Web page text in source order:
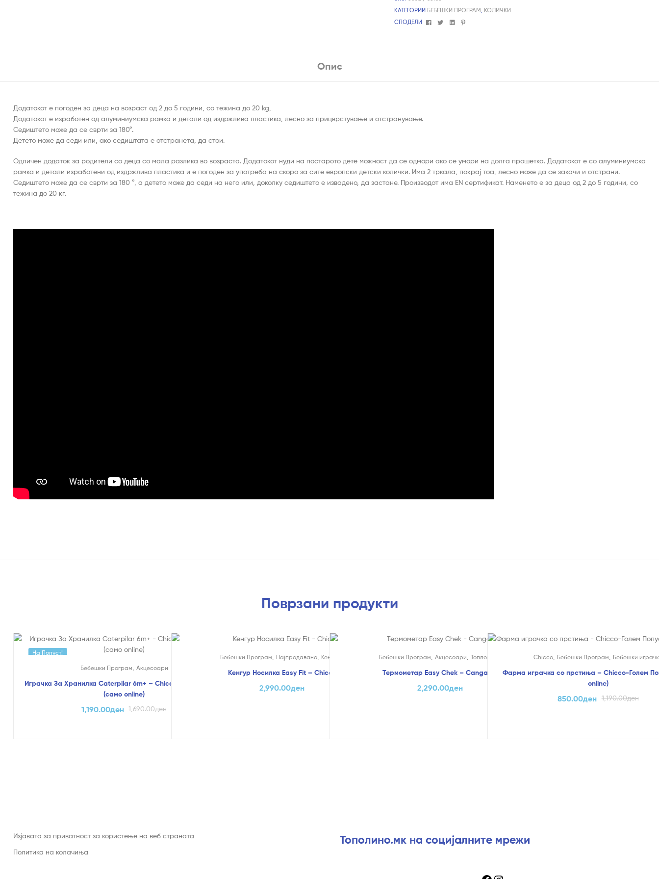
КАТЕГОРИИ БЕБЕШКИ ПРОГРАМ КОЛИЧКИ
СПОДЕЛИ
FacebookTwitterLinkedin
Pinterest
Опис
Додатокот е погоден за деца на возраст од 2 до 5 години, со тежина до 20 kg,
Додатокот е изработен од алуминиумска рамка и детали од издржлива пластика, лесно за прицврстување и отстранување.
Седиштето може да се сврти за 180°.
Детето може да седи или, ако седиштата е отстранета, да стои.
Одличен додаток за родители со деца со мала разлика во возраста. Додатокот нуди на постарото дете можност да се одмори ако се умори на долга прошетка. Додатокот е со алуминиумска
рамка и детали изработени од издржлива пластика и е погоден за употреба на скоро за сите европски детски колички. Има 2 тркала, покрај тоа, лесно може да се закачи и отстрани.
Седиштето може да се сврти за 180 °, а детето може да седи на него или, доколку седиштето е извадено, да застане. Производот има EN сертификат. Наменето е за деца од 2 до 5 години, со
тежина до 20 кг.
Поврзани продукти
На Попуст!
Бебешки Програм Акцесоари
Играчка За Хранилка Caterpilar 6m+ – Chicco-Голем Попуст
(само online)
1,690.00ден
1,190.00ден
Бебешки Програм Најпродавано Кенгури
Кенгур Носилка Easy Fit – Chicco
2,990.00ден
Бебешки Програм Акцесоари Топломери
Термометар Easy Chek – Cangaroo
2,290.00ден
Chicco Бебешки Програм Бебешки
Фарма играчка со прстиња – Chicco-Голем
online)
1,190.00ден
850.00ден
Изјавата за приватност за користење на веб страната
Политика на колачиња
Тополино.мк на социјалните мрежи